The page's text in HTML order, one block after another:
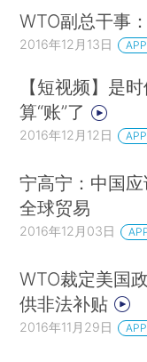
WTO副总干事
2016年12月13日
【短视频】是
算“账”了
2016年12月12日
宁高宁：中国
全球贸易
2016年12月03日
WTO裁定美国
供非法补贴
2016年11月29日